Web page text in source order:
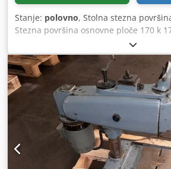
Stanje: polovno, Stolna stezna
Stezna površina osnovne ploče 170 k
185 mm Hod perom 65 mm Brzine
1473 / 2428 rpm Dedpfx Ajvh Nbbsf
mm Ukupna snaga 0.37 kV